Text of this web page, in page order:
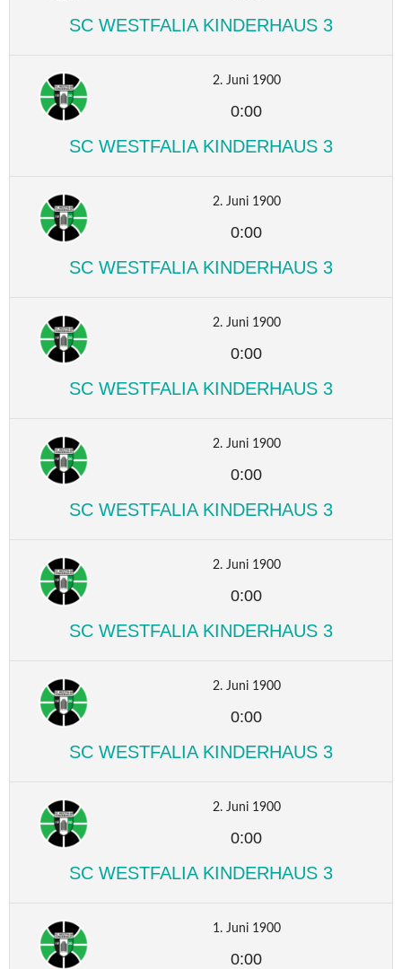
SC WESTFALIA KINDERHAUS 3
2. Juni 1900
0:00
SC WESTFALIA KINDERHAUS 3
2. Juni 1900
0:00
SC WESTFALIA KINDERHAUS 3
2. Juni 1900
0:00
SC WESTFALIA KINDERHAUS 3
2. Juni 1900
0:00
SC WESTFALIA KINDERHAUS 3
2. Juni 1900
0:00
SC WESTFALIA KINDERHAUS 3
2. Juni 1900
0:00
SC WESTFALIA KINDERHAUS 3
2. Juni 1900
0:00
SC WESTFALIA KINDERHAUS 3
1. Juni 1900
0:00